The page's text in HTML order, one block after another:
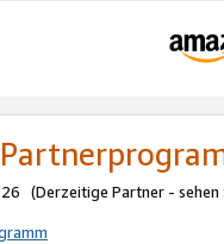
(Derzeitige Partner - sehen